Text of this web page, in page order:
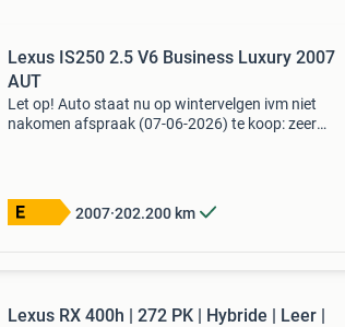
Lexus IS250 2.5 V6 Business Luxury 2007
AUT
Let op! Auto staat nu op wintervelgen ivm niet
nakomen afspraak (07-06-2026) te koop: zeer
2007 202.200 km
Lexus RX 400h | 272 PK | Hybride | Leer |